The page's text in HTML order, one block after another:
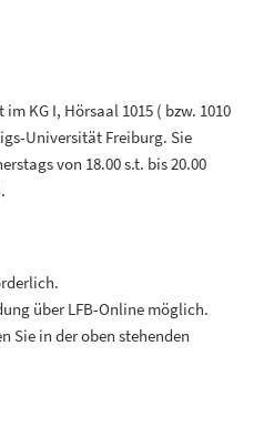
KG I, Hörsaal 1015 ( bzw. 1010
Universität Freiburg. Sie
von 18.00 s.t. bis 20.00
über LFB-Online möglich.
Sie in der oben stehenden